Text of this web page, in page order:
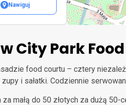
Nawiguj
City Park
food courtu – cztery
zupy i sałatki. Codziennie
małą do 50 złotych za dużą